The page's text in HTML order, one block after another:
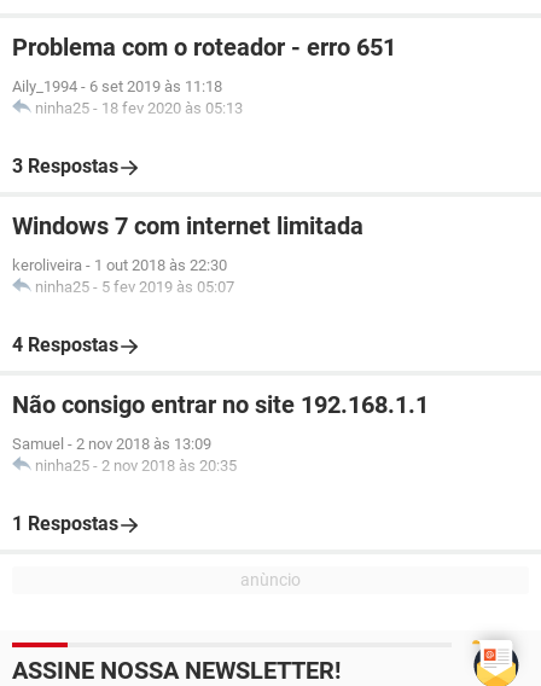
Problema com o roteador - erro 651
Aily_1994 - 6 set 2019 às 11:18
ninha25 - 18 fev 2020 às 05:13
3 Respostas
Windows 7 com internet limitada
keroliveira - 1 out 2018 às 22:30
ninha25 - 5 fev 2019 às 05:07
4 Respostas
Não consigo entrar no site 192.168.1.1
Samuel - 2 nov 2018 às 13:09
ninha25 - 2 nov 2018 às 20:35
1 Respostas
ASSINE NOSSA NEWSLETTER!